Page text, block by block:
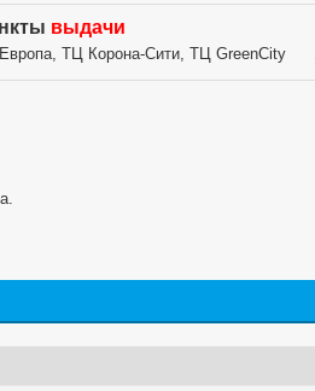
выдачи
ТЦ Корона-Сити, ТЦ GreenCity